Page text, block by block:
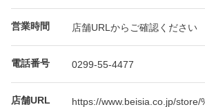
営業時間 店舗URLからご確認ください
電話番号 0299-55-4477
店舗URL
https://www.beisia.co.jp/store/